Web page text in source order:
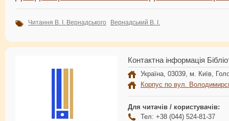
Читання В. І. Вернадського Вернадський В. І.
Контактна інформація
Україна, 03039, м. Київ,
Корпус по вул.
Для читачів / користувачів:
Тел: +38 (044) 524-81-37